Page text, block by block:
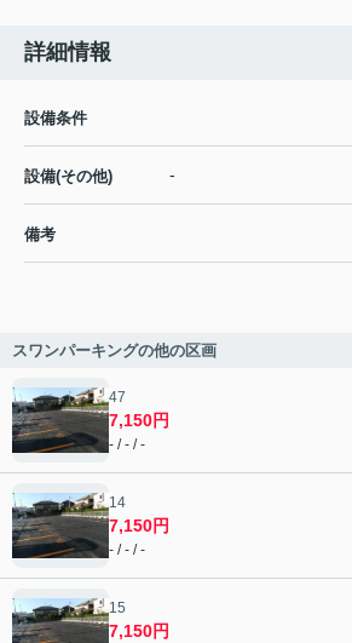
詳細情報
設備条件
設備(その他) -
備考
スワンパーキングの他の区画
47
7,150円
- / - / -
14
7,150円
- / - / -
15
7,150円